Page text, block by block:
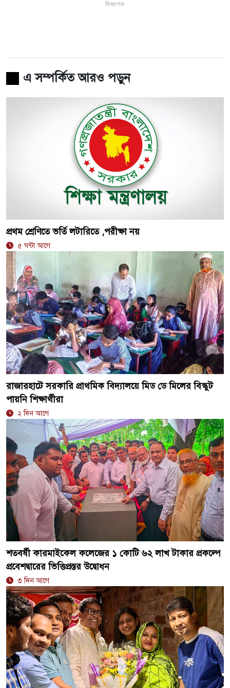
বিজ্ঞাপন
এ সম্পর্কিত আরও পড়ুন
প্রথম শ্রেণিতে ভর্তি লটারিতে ,পরীক্ষা নয়
৫ ঘন্টা আগে
রাজারহাটে সরকারি প্রাথমিক বিদ্যালয়ে মিড ডে মিলের বিস্কুট
পায়নি শিক্ষার্থীরা
২ দিন আগে
শতবর্ষী কারমাইকেল কলেজের ১ কোটি ৬২ লাখ টাকার প্রকল্পে
প্রবেশদ্বারের ভিত্তিপ্রস্তর উদ্বোধন
৩ দিন আগে